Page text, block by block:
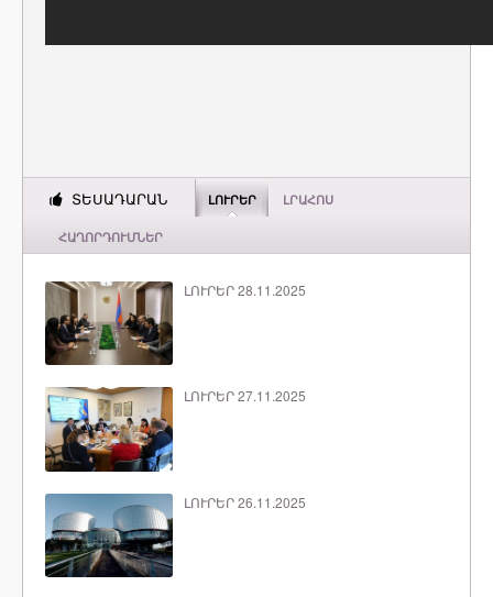
ՏԵՍԱԴԱՐԱՆ ԼՈՒՐԵՐ ԼՐԱՀՈՍ
ՀԱՂՈՐԴՈՒՄՆԵՐ
ԼՈՒՐԵՐ 28.11.2025
ԼՈՒՐԵՐ 27.11.2025
ԼՈՒՐԵՐ 26.11.2025